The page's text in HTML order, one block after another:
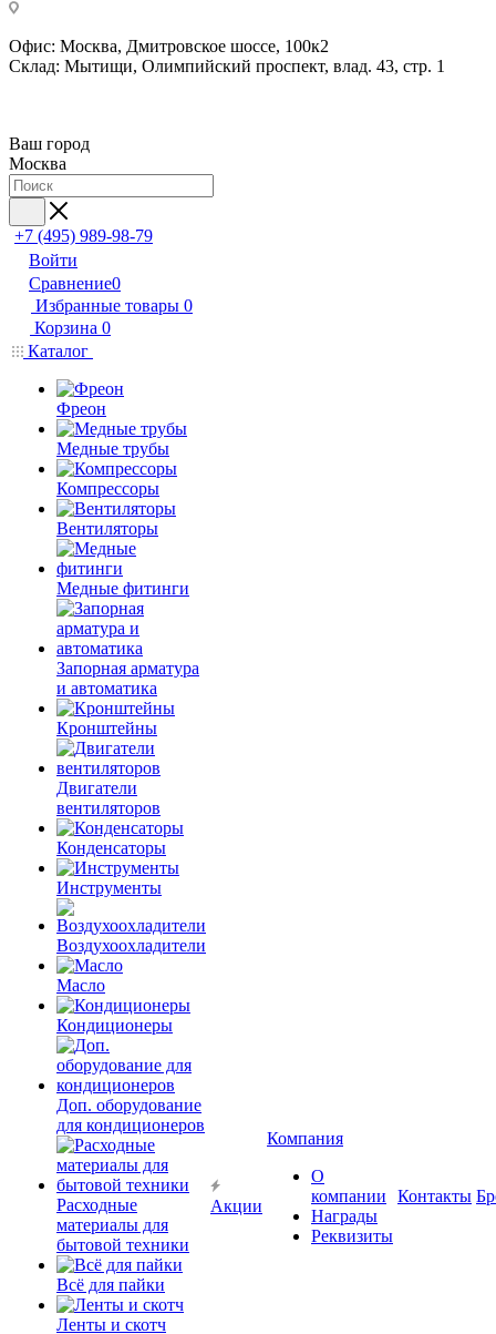
Офис: Москва, Дмитровское шоссе, 100к2
Склад: Мытищи, Олимпийский проспект, влад. 43, стр. 1
Ваш город
Москва
+7 (495) 989-98-79
Войти
Сравнение0
Избранные товары 0
Корзина 0
Каталог
Фреон
Медные трубы
Компрессоры
Вентиляторы
Медные фитинги
Запорная арматура
и автоматика
Кронштейны
Двигатели
вентиляторов
Конденсаторы
Инструменты
Воздухоохладители
Масло
Кондиционеры
Доп. оборудование
для кондиционеров
Расходные
материалы для
бытовой техники
Всё для пайки
Ленты и скотч
Акции
Компания
О
компании
Награды
Реквизиты
Контакты